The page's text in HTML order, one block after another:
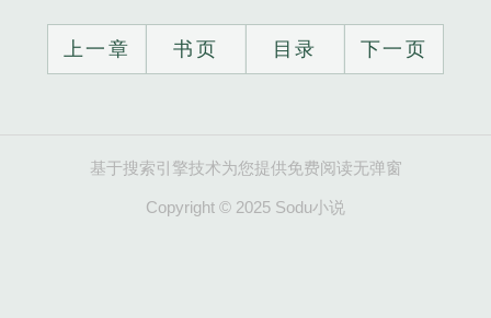
上一章 书页 目录 下一页
基于搜索引擎技术为您提供免费阅读无弹窗
Copyright © 2025 Sodu小说